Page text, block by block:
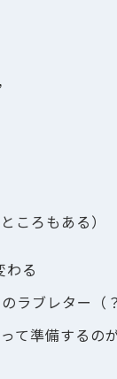
ころもある）
わる
ラブレター（
て準備するの